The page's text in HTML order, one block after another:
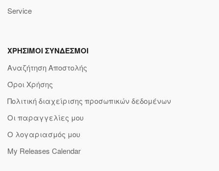
Service
ΧΡΗΣΙΜΟΙ ΣΥΝΔΕΣΜΟΙ
Αναζήτηση Αποστολής
Όροι Χρήσης
Πολιτική διαχείρισης προσωπικών δεδομένων
Οι παραγγελίες μου
Ο λογαριασμός μου
My Releases Calendar